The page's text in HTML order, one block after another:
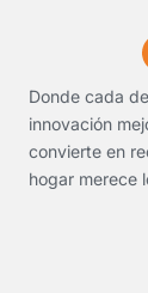
Donde cada
innovación
convierte en
hogar merece